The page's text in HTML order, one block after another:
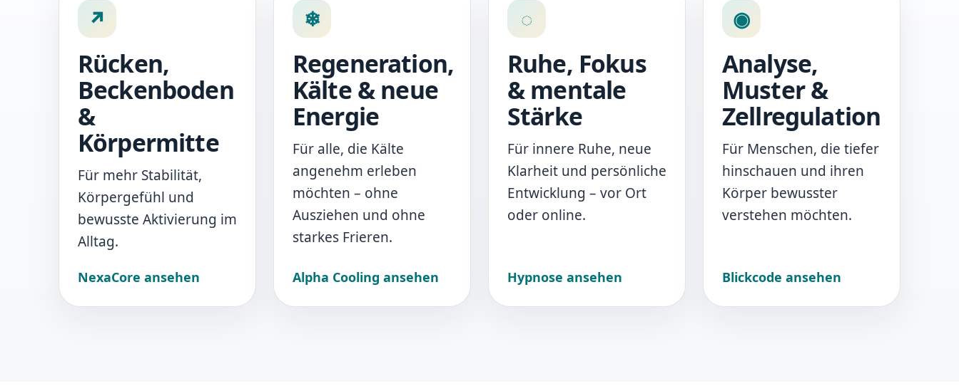
↗
Rücken,
Beckenboden
&
Körpermitte
Für mehr Stabilität,
Körpergefühl und
bewusste Aktivierung im
Alltag.
NexaCore ansehen
❄
Regeneration,
Kälte & neue
Energie
Für alle, die Kälte
angenehm erleben
möchten – ohne
Ausziehen und ohne
starkes Frieren.
Alpha Cooling ansehen
◌
Ruhe, Fokus
& mentale
Stärke
Für innere Ruhe, neue
Klarheit und persönliche
Entwicklung – vor Ort
oder online.
Hypnose ansehen
◉
Analyse,
Muster &
Zellregulation
Für Menschen, die tiefer
hinschauen und ihren
Körper bewusster
verstehen möchten.
Blickcode ansehen